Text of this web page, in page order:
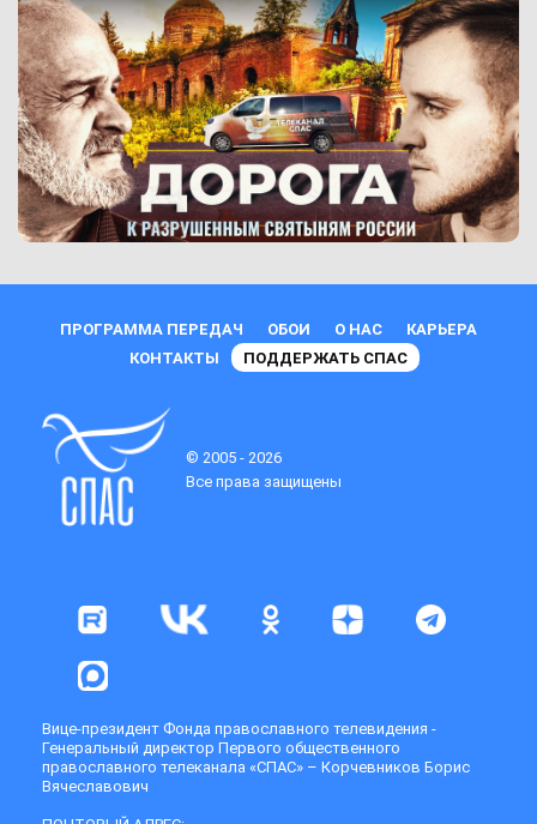
ПРОГРАММА ПЕРЕДАЧ ОБОИ О НАС
КАРЬЕРА
КОНТАКТЫ
ПОДДЕРЖАТЬ СПАС
© 2005 - 2026
Все права защищены
Вице-президент Фонда православного телевидения -
Генеральный директор Первого общественного
православного телеканала «СПАС» – Корчевников Борис
Вячеславович